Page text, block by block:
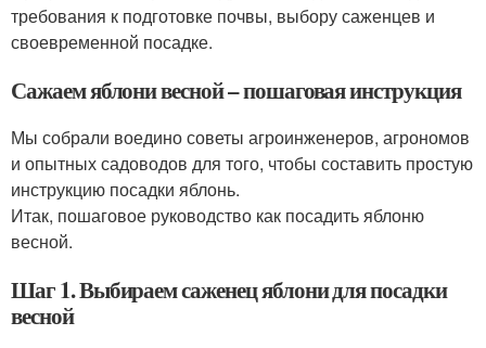
требования к подготовке почвы, выбору саженцев и
своевременной посадке.
Сажаем яблони весной – пошаговая инструкция
Мы собрали воедино советы агроинженеров, агрономов
и опытных садоводов для того, чтобы составить простую
инструкцию посадки яблонь.
Итак, пошаговое руководство как посадить яблоню
весной.
Шаг 1. Выбираем саженец яблони для посадки
весной